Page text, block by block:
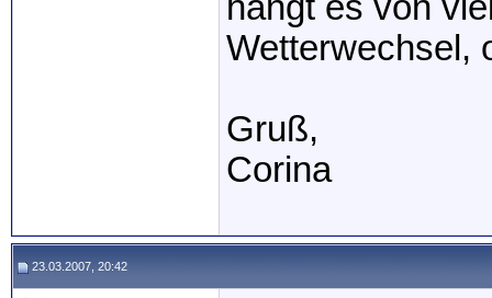
Wetterwechsel,
Gruß,
Corina
23.03.2007, 20:42